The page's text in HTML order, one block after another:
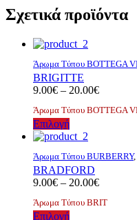
Σχετικά προϊόντα
Άρωμα Τύπου BOTTEGA
BRIGITTE
9.00€ – 20.00€Price
9.00€
Άρωμα Τύπου BOTTEGA
ΕπιλογήΑυτό
το
έχει
πολλαπλές
παραλλαγές.
Οι
επιλογές
Άρωμα Τύπου BURBERRY,
BRADFORD
9.00€ – 20.00€Price
9.00€
Άρωμα Τύπου BRIT
ΕπιλογήΑυτό